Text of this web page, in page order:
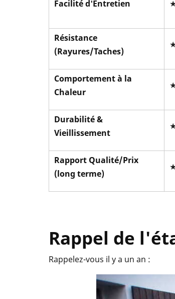
Facilité d'Entretien
Résistance
(Rayures/Taches)
Comportement à la
Chaleur
Durabilité &
Vieillissement
Rapport Qualité/Prix
(long terme)
Rappel de
Rappelez-vous il y a un an :